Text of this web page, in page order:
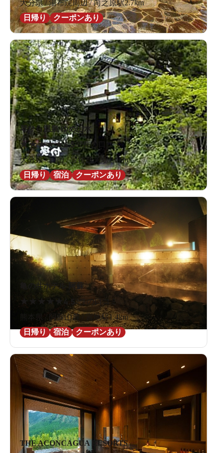
大分県 / 湯布院周辺 / 向之原駅2.7km
日帰り
クーポンあり
琴ひら温泉 ゆめ山水
★★★★★4.532件の口コミ
大分県 / 日田 / 豊後三芳駅2.0km
日帰り
宿泊 クーポンあり
亀の井ホテル 阿蘇
2件の口コミ
熊本県 / 阿蘇山麓 / 宮地駅1.4km
日帰り
宿泊 クーポンあり
THE ACONCAGUA RESORTS